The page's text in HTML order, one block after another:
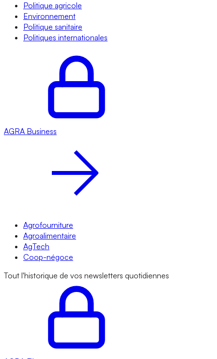
Politique agricole
Environnement
Politique sanitaire
Politiques internationales
AGRA Business
Agrofourniture
Agroalimentaire
AgTech
Coop-négoce
Tout l'historique de vos newsletters quotidiennes